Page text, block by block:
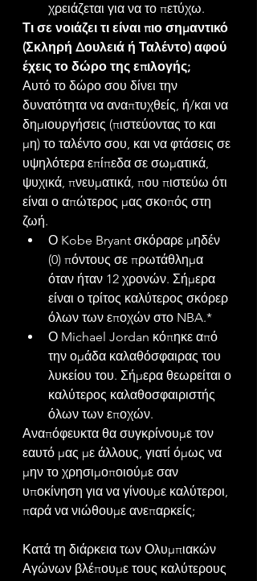
χρειάζεται για να το πετύχω.
Τι σε νοιάζει τι είναι πιο σημαντικό
(Σκληρή Δουλειά ή Ταλέντο) αφού
έχεις το δώρο της επιλογής;
Αυτό το δώρο σου δίνει την
δυνατότητα να αναπτυχθείς, ή/και να
δημιουργήσεις (πιστεύοντας το και
μη) το ταλέντο σου, και να φτάσεις σε
υψηλότερα επίπεδα σε σωματικά,
ψυχικά, πνευματικά, που πιστεύω ότι
είναι ο απώτερος μας σκοπός στη
ζωή.
Ο Kobe Bryant σκόραρε μηδέν
(0) πόντους σε πρωτάθλημα
όταν ήταν 12 χρονών. Σήμερα
είναι ο τρίτος καλύτερος σκόρερ
όλων των εποχών στο NBA.*
Ο Michael Jordan κόπηκε από
την ομάδα καλαθόσφαιρας του
λυκείου του. Σήμερα θεωρείται ο
καλύτερος καλαθοσφαιριστής
όλων των εποχών.
Αναπόφευκτα θα συγκρίνουμε τον
εαυτό μας με άλλους, γιατί όμως να
μην το χρησιμοποιούμε σαν
υποκίνηση για να γίνουμε καλύτεροι,
παρά να νιώθουμε ανεπαρκείς;
Κατά τη διάρκεια των Ολυμπιακών
Αγώνων βλέπουμε τους καλύτερους